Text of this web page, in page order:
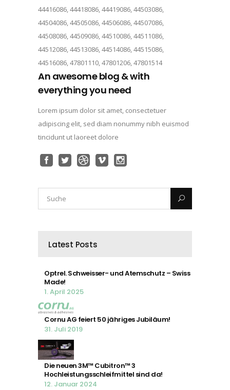
44416086, 44418086, 44419086, 44503086,
44504086, 44505086, 44506086, 44507086,
44508086, 44509086, 44510086, 44511086,
44512086, 44513086, 44514086, 44515086,
44516086, 47801110, 47801206, 47801514
An awesome blog & with
everything you need
Lorem ipsum dolor sit amet, consectetuer
adipiscing elit, sed diam nonummy nibh euismod
tincidunt ut laoreet dolore
Latest Posts
Optrel. Schweisser- und Atemschutz – Swiss
Made!
1. April 2025
Cornu AG feiert 50 jähriges Jubiläum!
31. Juli 2019
Die neuen 3M™ Cubitron™ 3
Hochleistungsschleifmittel sind da!
12. Januar 2024